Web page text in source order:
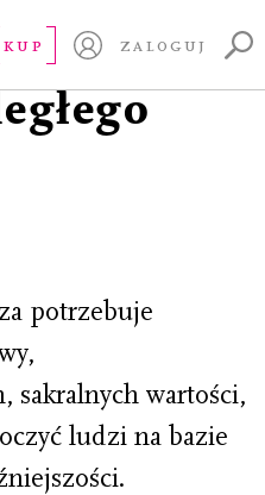
KUP ZALOGUJ
potrzebuje
sakralnych wartości,
ludzi na bazie